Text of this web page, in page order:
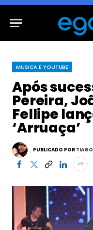
MUSICA E YOUTUBE
Após
Pereira,
Fellipe
‘Arruaça’
PUBLICADO POR